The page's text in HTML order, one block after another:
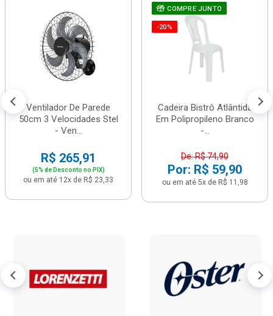
Ventilador De Parede
50cm 3 Velocidades Stel
- Ven...
R$ 265,91
(5% de Desconto no PIX)
ou em até 12x de R$ 23,33
COMPRE JUNTO
-20%
Cadeira Bistrô Atlântida
Em Polipropileno Branco
-...
De: R$ 74,90
Por: R$ 59,90
ou em até 5x de R$ 11,98